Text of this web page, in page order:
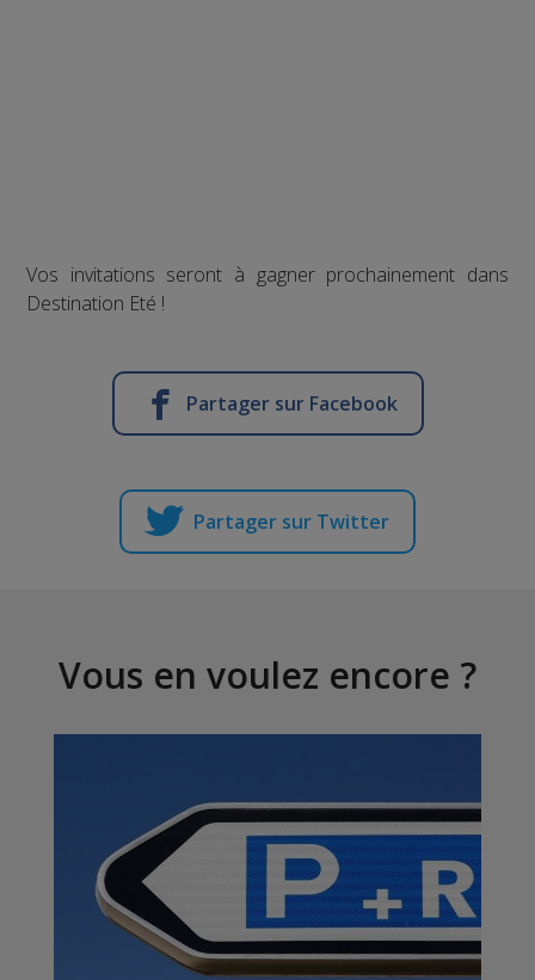
Vos invitations seront à gagner prochainement dans
Destination Eté !
Partager sur Facebook
Partager sur Twitter
Vous en voulez encore ?